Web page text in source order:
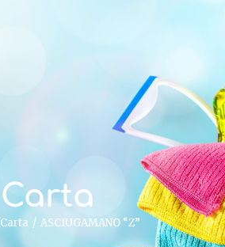
Carta
Carta ASCIUGAMANO “Z”